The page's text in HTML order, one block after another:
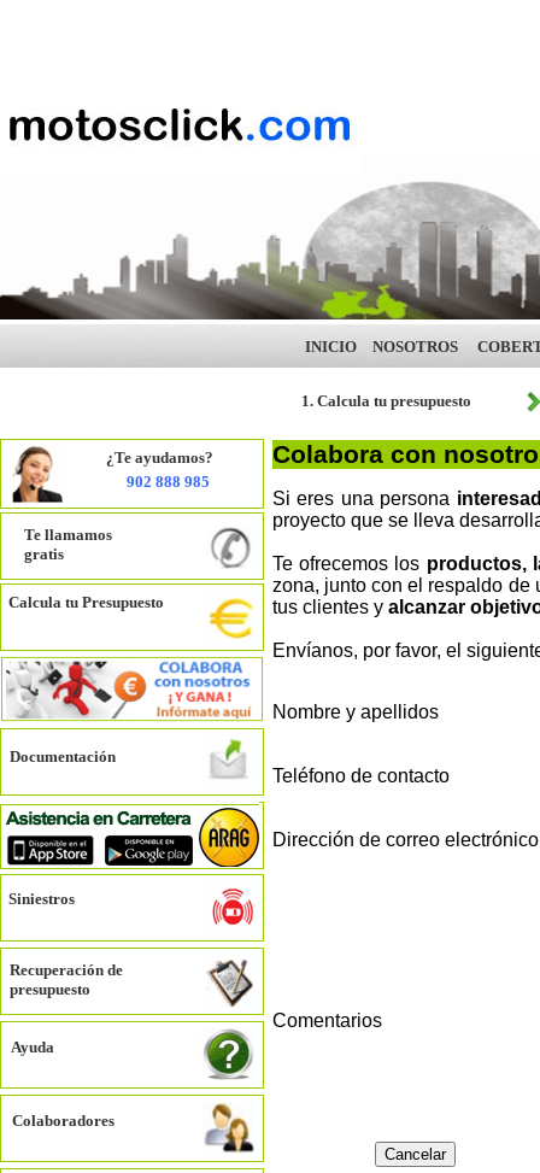
1. Calcula tu presupuesto
902 888 985
¿Te ayudamos?
Documentación
Recuperación de
presupuesto
Te llamamos
gratis
Colaboradores
Ayuda
Siniestros
Calcula tu Presupuesto
INICIO NOSOTROS
Colabora con
Si eres una persona
proyecto que se lleva
Te ofrecemos los productos,
zona, junto con el respaldo de
tus clientes y alcanzar
Envíanos, por favor, el
Nombre y apellidos
Teléfono de contacto
Dirección de correo electrónico
Comentarios